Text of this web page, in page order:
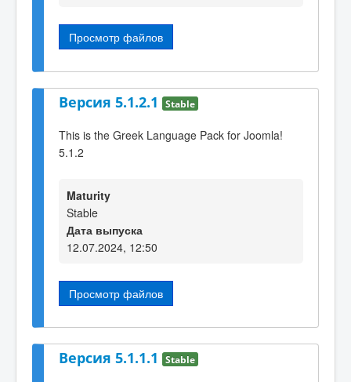
Просмотр файлов
Версия 5.1.2.1 Stable
This is the Greek Language Pack for Joomla!
5.1.2
Maturity
Stable
Дата выпуска
12.07.2024, 12:50
Просмотр файлов
Версия 5.1.1.1 Stable